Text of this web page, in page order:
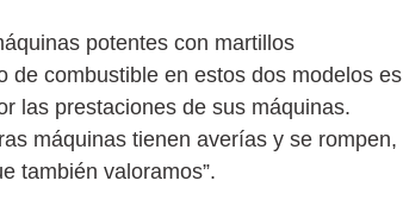
potentes con martillos
de combustible en estos dos modelos es
las prestaciones de sus máquinas.
máquinas tienen averías y se rompen,
también valoramos”.